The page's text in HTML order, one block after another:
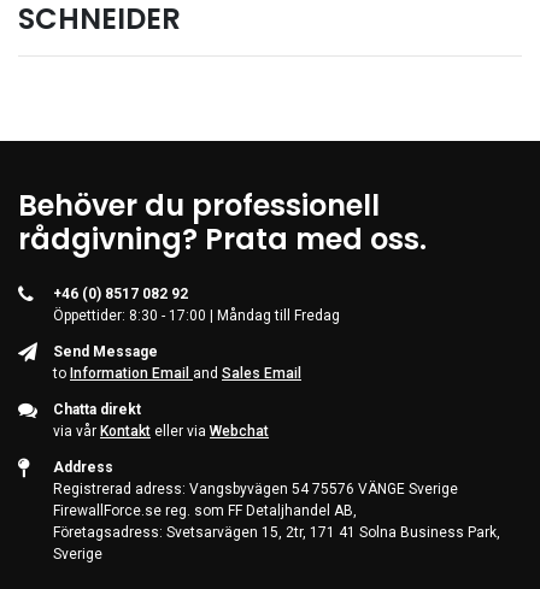
Kontorsmaterial och tillbehör
Övervakningsutrustning
KVM-utrustning
Skrivare, skannrar och tillbehör
Point of Sale
Spel och Drönare
Electrical Supplies
Displays & Projectors
Server & Storage
SCHNEIDER
Behöver du professionell
rådgivning? Prata med oss.
+46 (0) 8517 082 92
Öppettider: 8:30 - 17:00 | Måndag till Fredag
Send Message
to Information Email and Sales Email
Chatta direkt
via vår Kontakt eller via Webchat
Address
Registrerad adress: Vangsbyvägen 54 75576 VÄNGE Sverige
FirewallForce.se reg. som FF Detaljhandel AB,
Företagsadress: Svetsarvägen 15, 2tr, 171 41 Solna Business Park,
Sverige